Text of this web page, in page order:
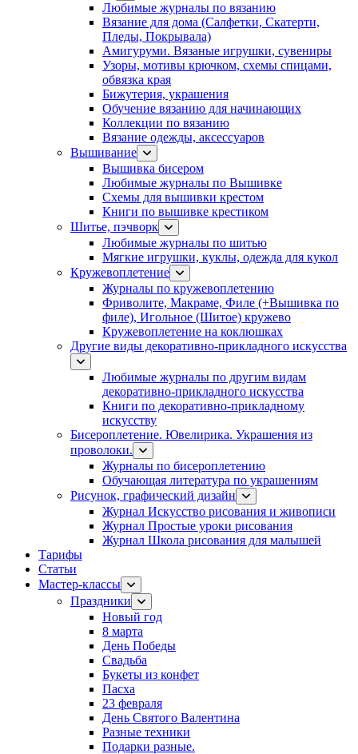
Любимые журналы по вязанию
Вязание для дома (Салфетки, Скатерти,
Пледы, Покрывала)
Амигуруми. Вязаные игрушки, сувениры
Узоры, мотивы крючком, схемы спицами,
обвязка края
Бижутерия, украшения
Обучение вязанию для начинающих
Коллекции по вязанию
Вязание одежды, аксессуаров
Вышивание
Вышивка бисером
Любимые журналы по Вышивке
Схемы для вышивки крестом
Книги по вышивке крестиком
Шитье, пэчворк
Любимые журналы по шитью
Мягкие игрушки, куклы, одежда для кукол
Кружевоплетение
Журналы по кружевоплетению
Фриволите, Макраме, Филе (+Вышивка по
филе), Игольное (Шитое) кружево
Кружевоплетение на коклюшках
Другие виды декоративно-прикладного искусства
Любимые журналы по другим видам
декоративно-прикладного искусства
Книги по декоративно-прикладному
искусству
Бисероплетение. Ювелирика. Украшения из
проволоки.
Журналы по бисероплетению
Обучающая литература по украшениям
Рисунок, графический дизайн
Журнал Искусство рисования и живописи
Журнал Простые уроки рисования
Журнал Школа рисования для малышей
Тарифы
Статьи
Мастер-классы
Праздники
Новый год
8 марта
День Победы
Свадьба
Букеты из конфет
Пасха
23 февраля
День Святого Валентина
Разные техники
Подарки разные.